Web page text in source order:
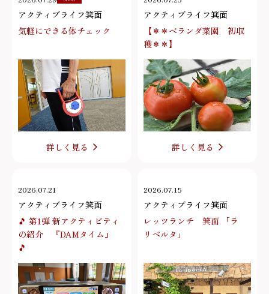
アクティブライフ箕面
気軽にできる体チェック
詳しく見る
アクティブライフ箕面
【＊＊ベランダ菜園 初収
穫＊＊】
詳しく見る
2026.07.21
アクティブライフ箕面
🎵 第1弾 新アクティビティ
の紹介 『DAMタイム』
🎵
2026.07.15
アクティブライフ箕面
レッツランチ 箕面 「ラ
リベルタ」